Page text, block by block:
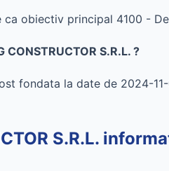
ca obiectiv principal 4100 -
S.R.L. ?
fondata la date de 2024-
S.R.L.